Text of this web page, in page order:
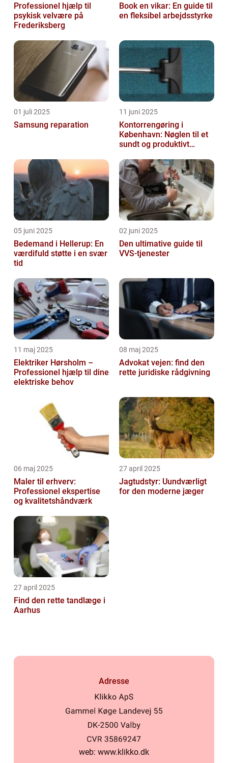
Professionel hjælp til
psykisk velvære på
Frederiksberg
Book en vikar: En guide til
en fleksibel arbejdsstyrke
01 juli 2025
Samsung reparation
11 juni 2025
Kontorrengøring i
København: Nøglen til et
sundt og produktivt
05 juni 2025
Bedemand i Hellerup: En
værdifuld støtte i en svær
tid
02 juni 2025
Den ultimative guide til
VVS-tjenester
11 maj 2025
Elektriker Hørsholm –
Professionel hjælp til dine
elektriske behov
08 maj 2025
Advokat vejen: find den
rette juridiske rådgivning
06 maj 2025
Maler til erhverv:
Professionel ekspertise
og kvalitetshåndværk
27 april 2025
Jagtudstyr: Uundværligt
for den moderne jæger
27 april 2025
Find den rette tandlæge i
Aarhus
Adresse
web: www.klikko.dk